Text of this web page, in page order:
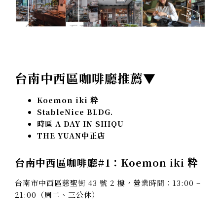
台南中西區咖啡廳推薦▼
Koemon iki 粋
StableNice BLDG.
時區 A DAY IN SHIQU
THE YUAN中正店
台南中西區咖啡廳#1：Koemon iki 粋
台南市中西區慈聖街 43 號 2 樓，營業時間：13:00 –
21:00（周二、三公休）